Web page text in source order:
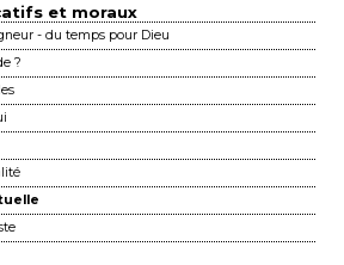
et moraux
- du temps pour Dieu
?